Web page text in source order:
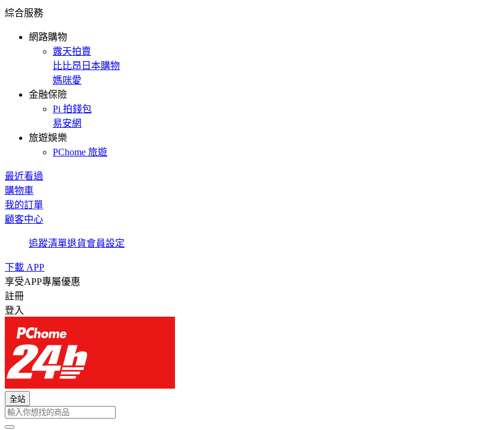
綜合服務
網路購物
露天拍賣
比比昂日本購物
媽咪愛
金融保險
Pi 拍錢包
易安網
旅遊娛樂
PChome 旅遊
最近看過
購物車
我的訂單
顧客中心
追蹤清單退貨會員設定
下載 APP
享受APP專屬優惠
註冊
登入
全站